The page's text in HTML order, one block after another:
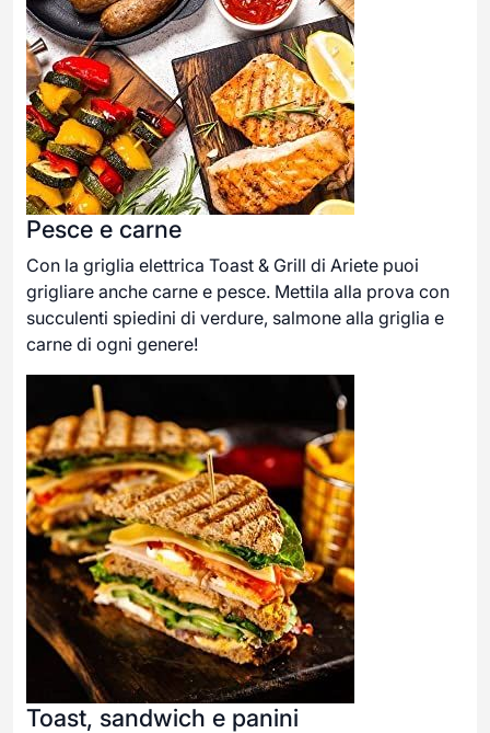
Pesce e carne
Con la griglia elettrica Toast & Grill di Ariete puoi
grigliare anche carne e pesce. Mettila alla prova con
succulenti spiedini di verdure, salmone alla griglia e
carne di ogni genere!
Toast, sandwich e panini